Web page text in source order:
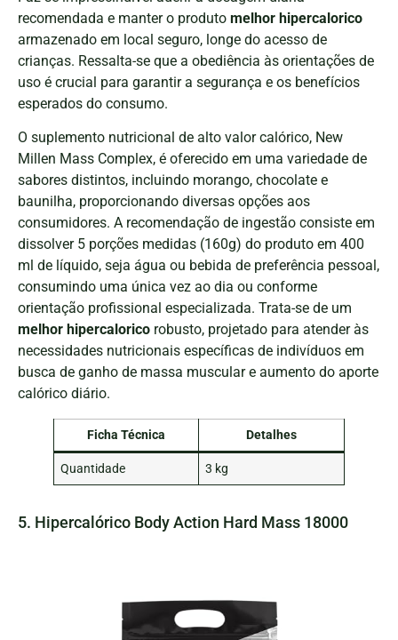
recomendada e manter o produto melhor hipercalorico
armazenado em local seguro, longe do acesso de
crianças. Ressalta-se que a obediência às orientações de
uso é crucial para garantir a segurança e os benefícios
esperados do consumo.
O suplemento nutricional de alto valor calórico, New
Millen Mass Complex, é oferecido em uma variedade de
sabores distintos, incluindo morango, chocolate e
baunilha, proporcionando diversas opções aos
consumidores. A recomendação de ingestão consiste em
dissolver 5 porções medidas (160g) do produto em 400
ml de líquido, seja água ou bebida de preferência pessoal,
consumindo uma única vez ao dia ou conforme
orientação profissional especializada. Trata-se de um
melhor hipercalorico robusto, projetado para atender às
necessidades nutricionais específicas de indivíduos em
busca de ganho de massa muscular e aumento do aporte
calórico diário.
Ficha Técnica Detalhes
Quantidade 3 kg
5. Hipercalórico Body Action Hard Mass 18000